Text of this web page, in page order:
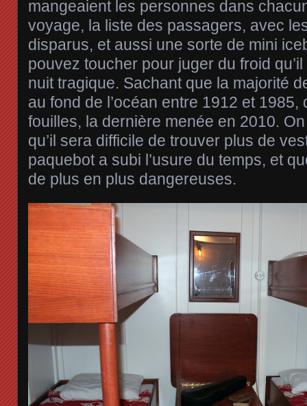
mangeaient les personnes dans
voyage, la liste des passagers, avec
disparus, et aussi une sorte de mini
pouvez toucher pour juger du froid
nuit tragique. Sachant que la majorité
au fond de l’océan entre 1912 et
fouilles, la dernière menée en 2010.
qu’il sera difficile de trouver plus de
paquebot a subi l’usure du temps, et
de plus en plus dangereuses.